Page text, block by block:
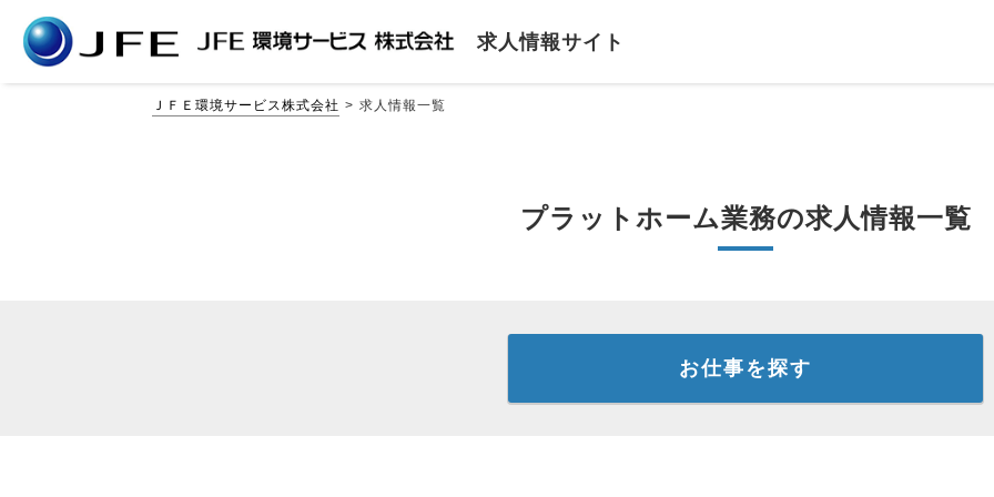
求人情報サイト
ＪＦＥ環境サービス株式会社 求人情報一覧
プラットホーム業務の求人情報一覧
お仕事を探す